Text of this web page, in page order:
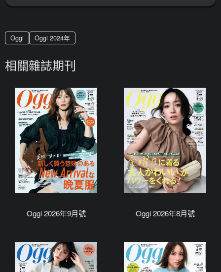
Oggi Oggi 2024年
相關雜誌期刊
Oggi 2026年9月號 Oggi 2026年8月號